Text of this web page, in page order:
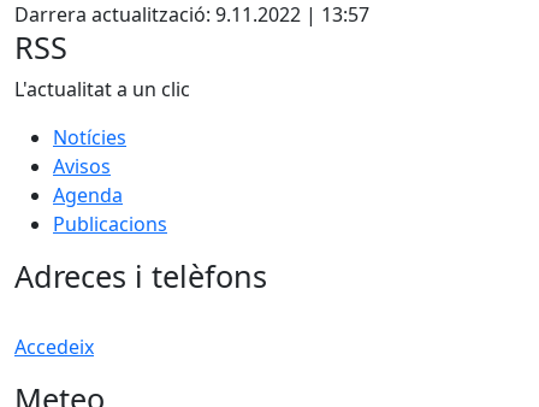
Darrera actualització: 9.11.2022 | 13:57
RSS
L'actualitat a un clic
Notícies
Avisos
Agenda
Publicacions
Adreces i telèfons
Accedeix
Meteo